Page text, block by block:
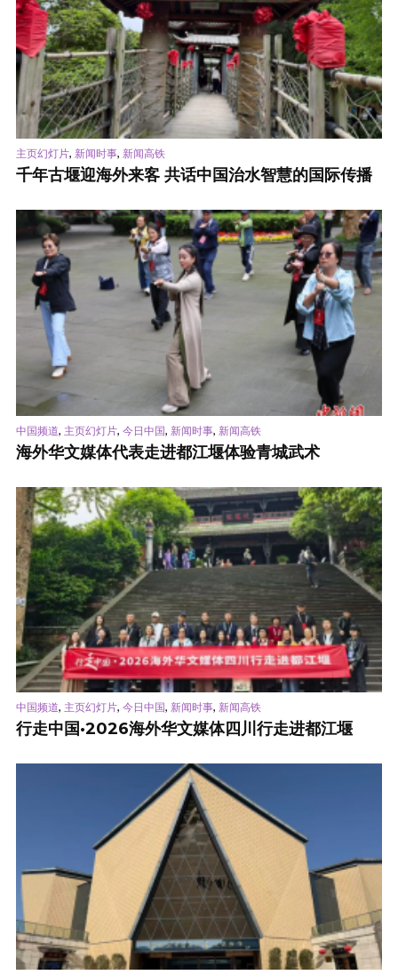
主页幻灯片, 新闻时事, 新闻高铁
千年古堰迎海外来客 共话中国治水智慧的国际传播
中国频道, 主页幻灯片, 今日中国, 新闻时事, 新闻高铁
海外华文媒体代表走进都江堰体验青城武术
中国频道, 主页幻灯片, 今日中国, 新闻时事, 新闻高铁
行走中国·2026海外华文媒体四川行走进都江堰